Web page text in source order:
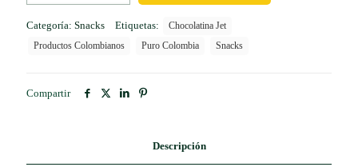
Categoría: Snacks Etiquetas:
Chocolatina Jet
Productos Colombianos
Puro Colombia Snacks
Compartir
Descripción